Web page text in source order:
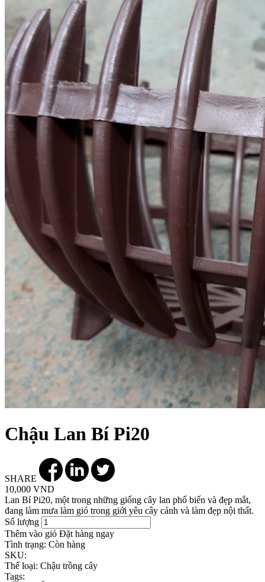
Chậu Lan Bí Pi20
SHARE
10,000 VND
Lan Bí Pi20, một trong những giống cây lan phổ biến và đẹp mắt,
đang làm mưa làm gió trong giới yêu cây cảnh và làm đẹp nội thất.
Số lượng
Thêm vào giỏ Đặt hàng ngay
Tình trạng: Còn hàng
SKU:
Thể loại: Chậu trồng cây
Tags: